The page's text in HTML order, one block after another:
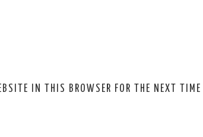
IN THIS BROWSER FOR THE NEXT TIME I